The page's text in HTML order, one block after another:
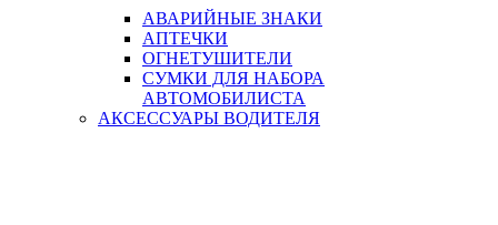
АВАРИЙНЫЕ ЗНАКИ
АПТЕЧКИ
ОГНЕТУШИТЕЛИ
СУМКИ ДЛЯ НАБОРА
АВТОМОБИЛИСТА
АКСЕССУАРЫ ВОДИТЕЛЯ